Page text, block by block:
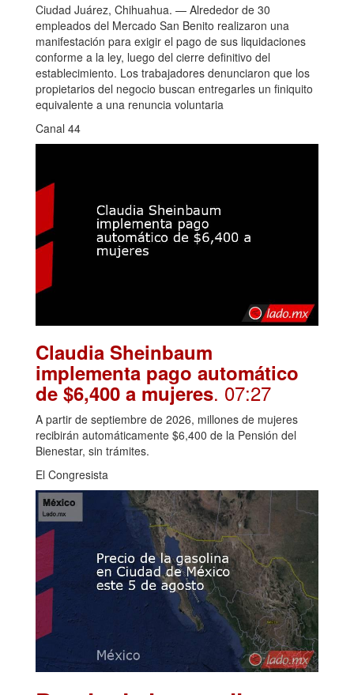
Ciudad Juárez, Chihuahua. — Alrededor de 30
empleados del Mercado San Benito realizaron una
manifestación para exigir el pago de sus liquidaciones
conforme a la ley, luego del cierre definitivo del
establecimiento. Los trabajadores denunciaron que los
propietarios del negocio buscan entregarles un finiquito
equivalente a una renuncia voluntaria
Canal 44
Claudia Sheinbaum
implementa pago automático
de $6,400 a mujeres. 07:27
A partir de septiembre de 2026, millones de mujeres
recibirán automáticamente $6,400 de la Pensión del
Bienestar, sin trámites.
El Congresista